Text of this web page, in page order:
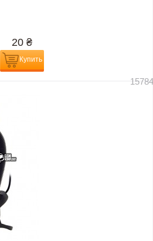
20 ₴
Купить